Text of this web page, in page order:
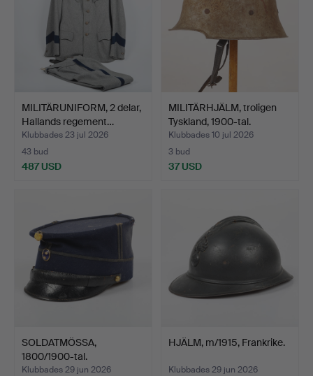
MILITÄRUNIFORM, 2 delar,
Hallands regement…
Klubbades 23 jul 2026
43 bud
487 USD
MILITÄRHJÄLM, troligen
Tyskland, 1900-tal.
Klubbades 10 jul 2026
3 bud
37 USD
SOLDATMÖSSA,
1800/1900-tal.
Klubbades 29 jun 2026
HJÄLM, m/1915, Frankrike.
Klubbades 29 jun 2026